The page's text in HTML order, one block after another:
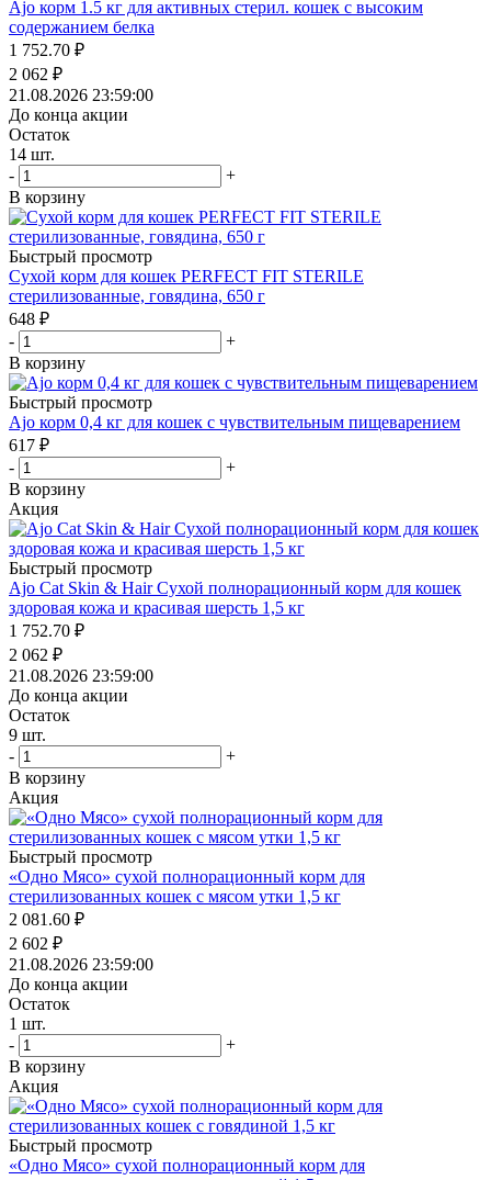
Ajo корм 1.5 кг для активных стерил. кошек с высоким
содержанием белка
1 752.70 ₽
2 062 ₽
21.08.2026 23:59:00
До конца акции
Остаток
14 шт.
-
+
В корзину
Быстрый просмотр
Сухой корм для кошек PERFECT FIT STERILE
стерилизованные, говядина, 650 г
648 ₽
-
+
В корзину
Быстрый просмотр
Ajo корм 0,4 кг для кошек с чувствительным пищеварением
617 ₽
-
+
В корзину
Акция
Быстрый просмотр
Ajo Cat Skin & Hair Сухой полнорационный корм для кошек
здоровая кожа и красивая шерсть 1,5 кг
1 752.70 ₽
2 062 ₽
21.08.2026 23:59:00
До конца акции
Остаток
9 шт.
-
+
В корзину
Акция
Быстрый просмотр
«Одно Мясо» сухой полнорационный корм для
стерилизованных кошек с мясом утки 1,5 кг
2 081.60 ₽
2 602 ₽
21.08.2026 23:59:00
До конца акции
Остаток
1 шт.
-
+
В корзину
Акция
Быстрый просмотр
«Одно Мясо» сухой полнорационный корм для